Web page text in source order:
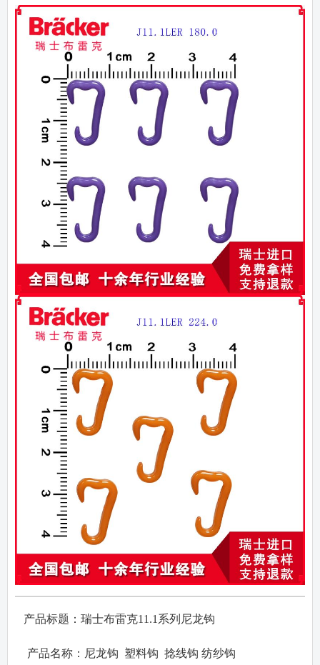
产品标题：瑞士布雷克11.1 系列尼龙钩
产品名称： 尼龙钩 塑料钩 捻线钩 纺纱钩